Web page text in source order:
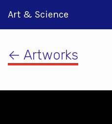
Art & Science
← Artworks